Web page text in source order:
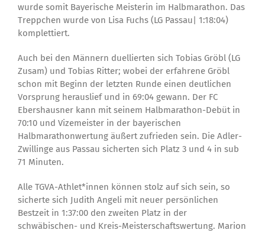
wurde somit Bayerische Meisterin im Halbmarathon. Das
Treppchen wurde von Lisa Fuchs (LG Passau| 1:18:04)
komplettiert.
Auch bei den Männern duellierten sich Tobias Gröbl (LG
Zusam) und Tobias Ritter; wobei der erfahrene Gröbl
schon mit Beginn der letzten Runde einen deutlichen
Vorsprung herauslief und in 69:04 gewann. Der FC
Ebershausner kann mit seinem Halbmarathon-Debüt in
70:10 und Vizemeister in der bayerischen
Halbmarathonwertung äußert zufrieden sein. Die Adler-
Zwillinge aus Passau sicherten sich Platz 3 und 4 in sub
71 Minuten.
Alle TGVA-Athlet*innen können stolz auf sich sein, so
sicherte sich Judith Angeli mit neuer persönlichen
Bestzeit in 1:37:00 den zweiten Platz in der
schwäbischen- und Kreis-Meisterschaftswertung. Marion